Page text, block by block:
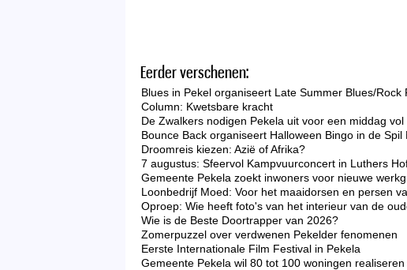
Eerder verschenen:
Blues in Pekel organiseert Late Summer Blues/Rock
Column: Kwetsbare kracht
De Zwalkers nodigen Pekela uit voor een middag
Bounce Back organiseert Halloween Bingo in de Spil
Droomreis kiezen: Azië of Afrika?
7 augustus: Sfeervol Kampvuurconcert in Luthers
Gemeente Pekela zoekt inwoners voor nieuwe
Loonbedrijf Moed: Voor het maaidorsen en persen
Oproep: Wie heeft foto's van het interieur van de
Wie is de Beste Doortrapper van 2026?
Zomerpuzzel over verdwenen Pekelder fenomenen
Eerste Internationale Film Festival in Pekela
Gemeente Pekela wil 80 tot 100 woningen